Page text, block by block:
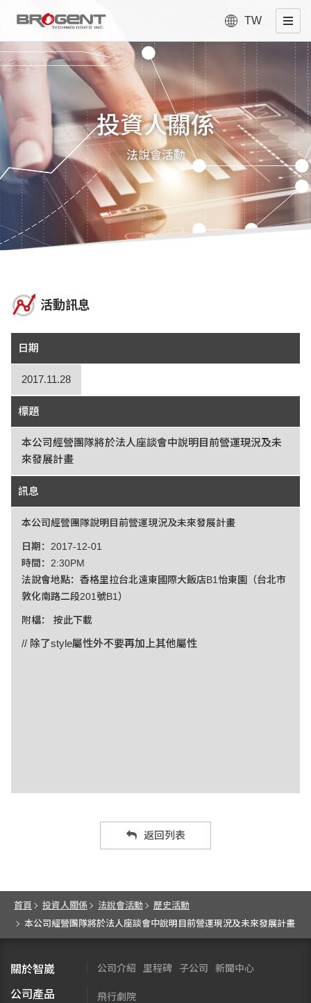
TW
投資人關係
法說會活動
活動訊息
日期
2017.11.28
標題
本公司經營團隊將於法人座談會中說明目前營運現況及未
來發展計畫
訊息
本公司經營團隊說明目前營運現況及未來發展計畫
日期：2017-12-01
時間：2:30PM
法說會地點：香格里拉台北遠東國際大飯店B1怡東園（台北市
敦化南路二段201號B1）
附檔： 按此下載
// 除了style屬性外不要再加上其他屬性
返回列表
首頁 投資人關係 法說會活動
歷史活動
本公司經營團隊將於法人座談會中說明目前營運現況及未來發展計畫
關於智崴 公司介紹 里程碑 子公司 新聞中心
公司產品
飛行劇院